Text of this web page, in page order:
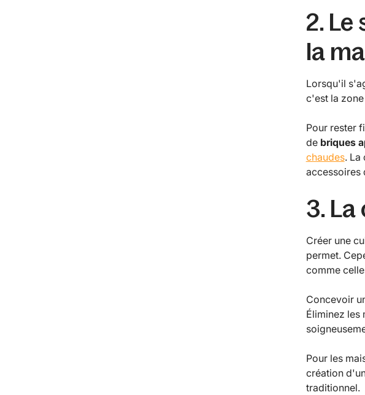
2.
la
Lorsqu'il
c'est la
Pour rester
de briques
chaudes. La
accessoires
3.
Créer une
permet.
comme
Concevoir
Éliminez les
Pour les
création
traditionnel.